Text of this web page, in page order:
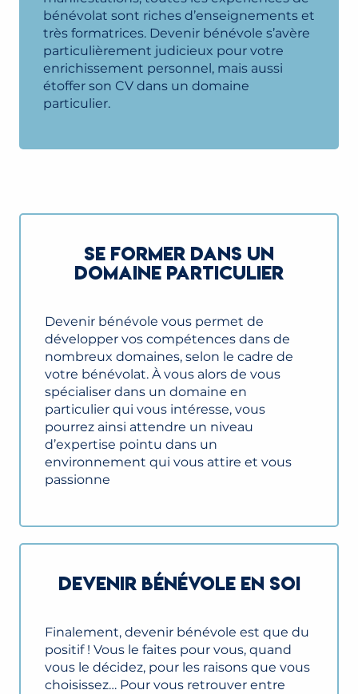
bénévolat sont riches d’enseignements et
très formatrices. Devenir bénévole s’avère
particulièrement judicieux pour votre
enrichissement personnel, mais aussi
étoffer son CV dans un domaine
particulier.
SE FORMER DANS UN
DOMAINE PARTICULIER
Devenir bénévole vous permet de
développer vos compétences dans de
nombreux domaines, selon le cadre de
votre bénévolat. À vous alors de vous
spécialiser dans un domaine en
particulier qui vous intéresse, vous
pourrez ainsi attendre un niveau
d’expertise pointu dans un
environnement qui vous attire et vous
passionne
DEVENIR BÉNÉVOLE EN SOI
Finalement, devenir bénévole est que du
positif ! Vous le faites pour vous, quand
vous le décidez, pour les raisons que vous
choisissez… Pour vous retrouver entre